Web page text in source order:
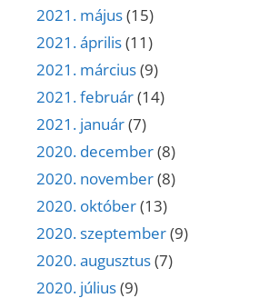
2021. május(15)
2021. április(11)
2021. március(9)
2021. február(14)
2021. január(7)
2020. december(8)
2020. november(8)
2020. október(13)
2020. szeptember(9)
2020. augusztus(7)
2020. július(9)